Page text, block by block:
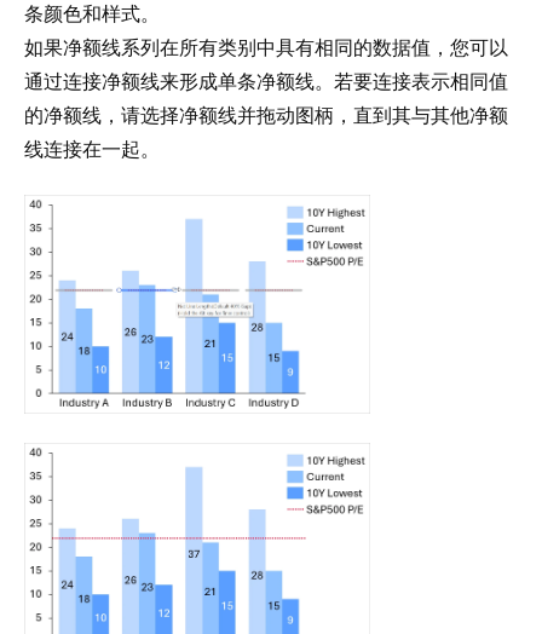
条颜色和样式。
如果净额线系列在所有类别中具有相同的数据值，您可以
通过连接净额线来形成单条净额线。若要连接表示相同值
的净额线，请选择净额线并拖动图柄，直到其与其他净额
线连接在一起。